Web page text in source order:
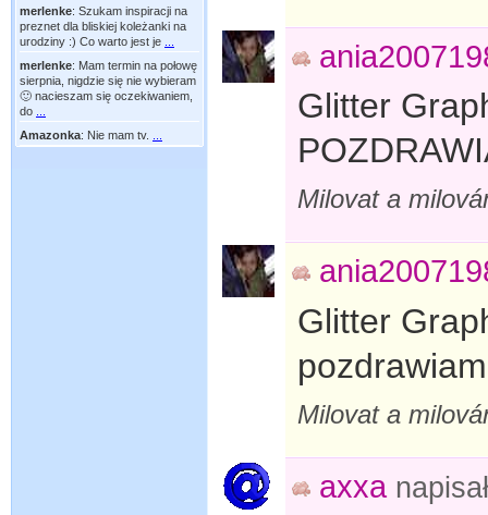
merlenke: Szukam inspiracji na
preznet dla bliskiej koleżanki na
urodziny :) Co warto jest je
merlenke: Mam termin na połowę
sierpnia, nigdzie się nie wybieram
🙂 nacieszam się oczekiwaniem,
do
Amazonka: Nie mam tv.
Glitter
Milovat a
Glitter
pozdrawiam
Milovat a
axxa